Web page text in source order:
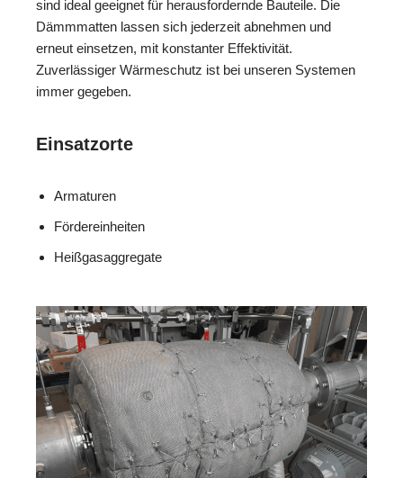
sind ideal geeignet für herausfordernde Bauteile. Die
Dämmmatten lassen sich jederzeit abnehmen und
erneut einsetzen, mit konstanter Effektivität.
Zuverlässiger Wärmeschutz ist bei unseren Systemen
immer gegeben.
Einsatzorte
Armaturen
Fördereinheiten
Heißgasaggregate